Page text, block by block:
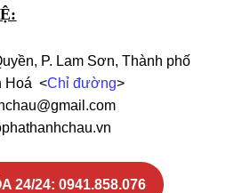
P. Lam Sơn, Thành phố
Hoá <Chỉ đường>
24/24: 0941.858.076